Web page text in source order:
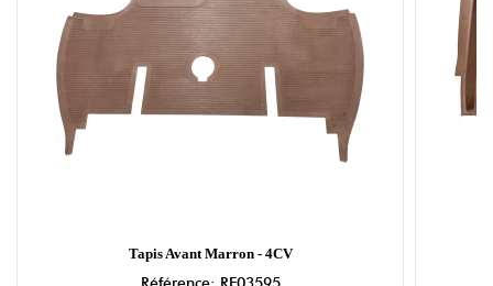
Tapis Avant Marron - 4CV